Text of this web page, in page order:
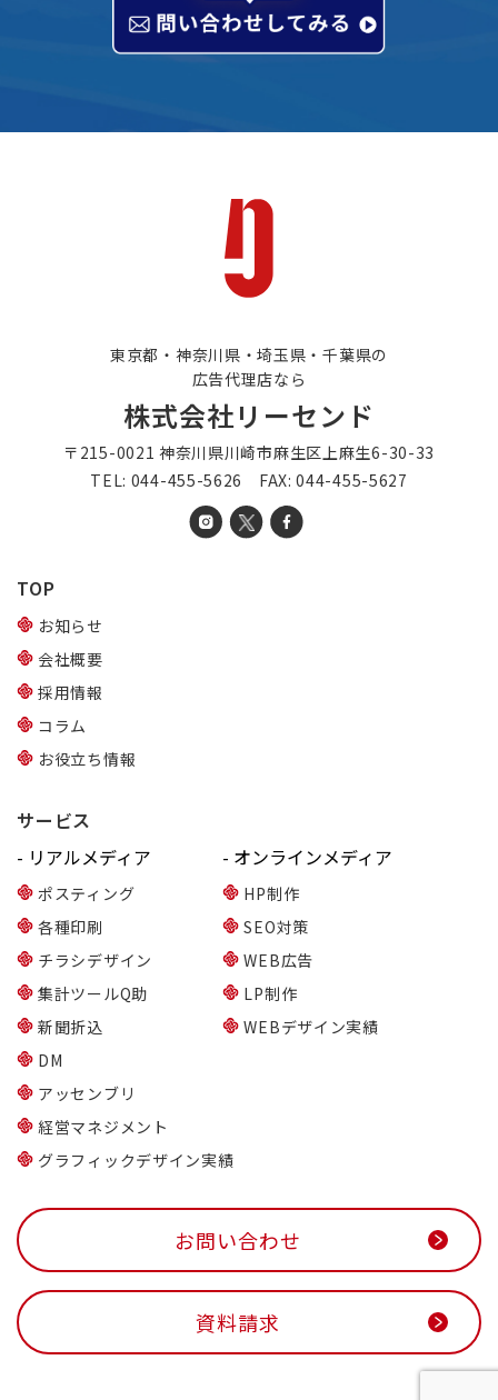
東京都・神奈川県・埼玉県・千葉県の
広告代理店なら
株式会社リーセンド
〒215-0021 神奈川県川崎市麻生区上麻生6-30-33
TEL: 044-455-5626 FAX: 044-455-5627
TOP
お知らせ
会社概要
採用情報
コラム
お役立ち情報
サービス
- リアルメディア
ポスティング
各種印刷
チラシデザイン
集計ツールQ助
新聞折込
DM
アッセンブリ
経営マネジメント
グラフィックデザイン実績
- オンラインメディア
HP制作
SEO対策
WEB広告
LP制作
WEBデザイン実績
お問い合わせ
資料請求